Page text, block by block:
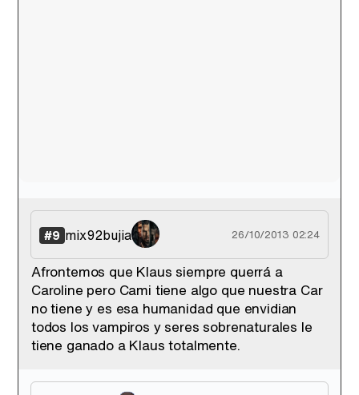
#9 mix92bujia 26/10/2013 02:24
Afrontemos que Klaus siempre querrá a
Caroline pero Cami tiene algo que nuestra Car
no tiene y es esa humanidad que envidian
todos los vampiros y seres sobrenaturales le
tiene ganado a Klaus totalmente.